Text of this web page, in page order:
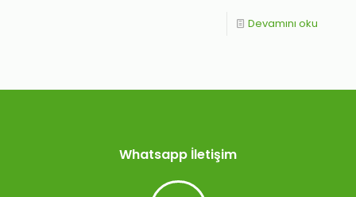
Devamını oku
Whatsapp İletişim